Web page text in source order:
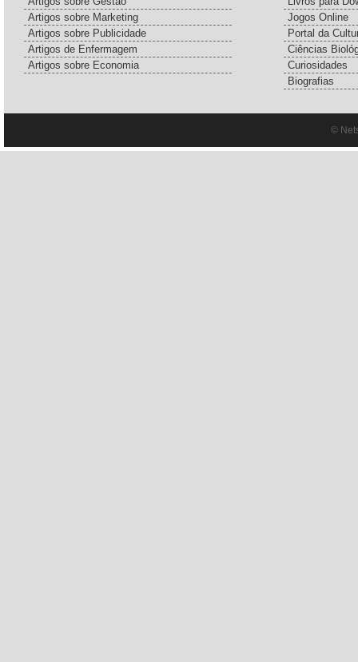
Artigos sobre Marketing
Artigos sobre Publicidade
Artigos de Enfermagem
Artigos sobre Economia
Jogos Online
Portal da
Ciências
Curiosidades
Biografias
©